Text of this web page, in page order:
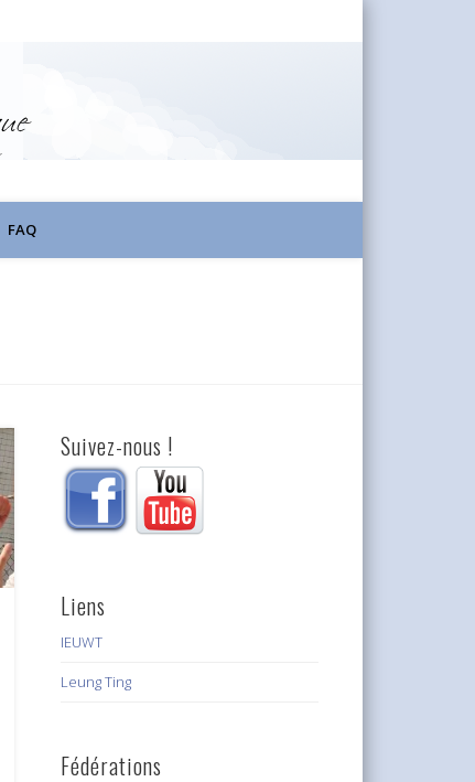
FAQ
Suivez-nous !
Liens
IEUWT
Leung Ting
Fédérations